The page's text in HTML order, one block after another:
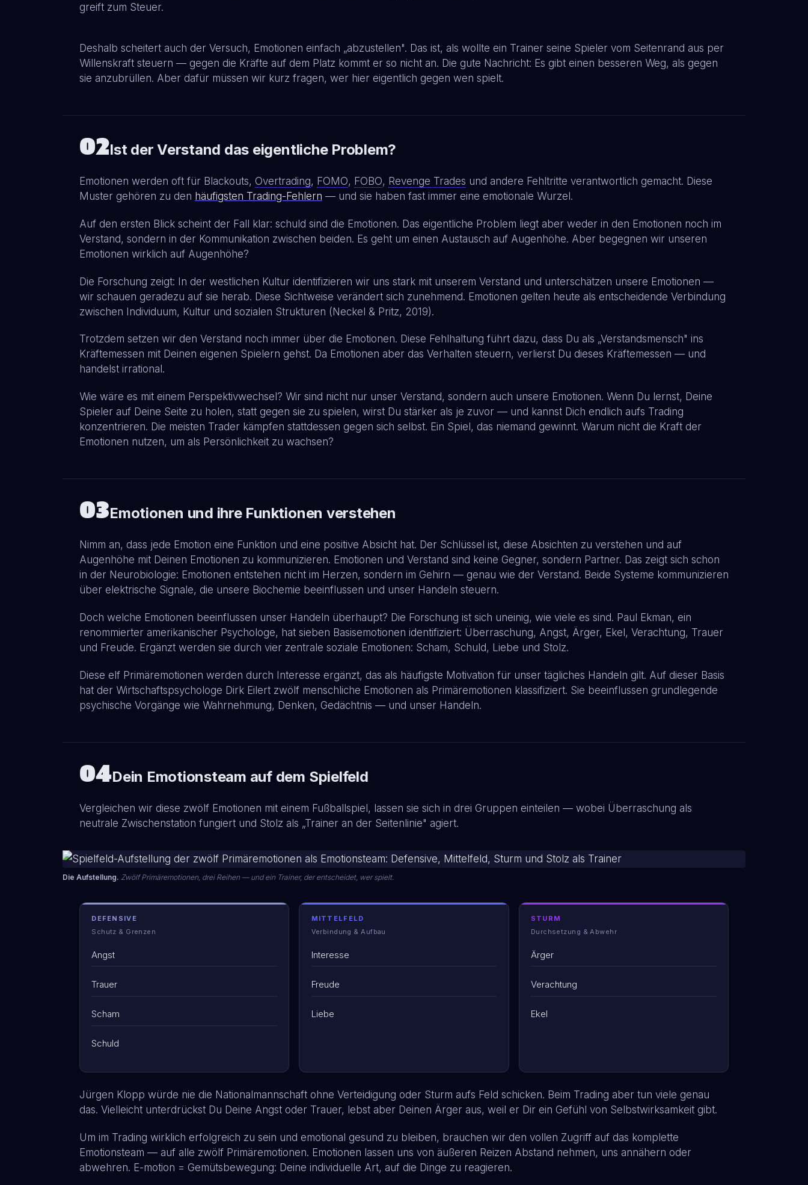
greift zum Steuer.
Deshalb scheitert auch der Versuch, Emotionen einfach „abzustellen". Das ist, als wollte ein Trainer seine Spieler vom Seitenrand aus per
Willenskraft steuern — gegen die Kräfte auf dem Platz kommt er so nicht an. Die gute Nachricht: Es gibt einen besseren Weg, als gegen
sie anzubrüllen. Aber dafür müssen wir kurz fragen, wer hier eigentlich gegen wen spielt.
02Ist der Verstand das eigentliche Problem?
Emotionen werden oft für Blackouts, Overtrading, FOMO, FOBO, Revenge Trades und andere Fehltritte verantwortlich gemacht. Diese
Muster gehören zu den häufigsten Trading-Fehlern — und sie haben fast immer eine emotionale Wurzel.
Auf den ersten Blick scheint der Fall klar: schuld sind die Emotionen. Das eigentliche Problem liegt aber weder in den Emotionen noch im
Verstand, sondern in der Kommunikation zwischen beiden. Es geht um einen Austausch auf Augenhöhe. Aber begegnen wir unseren
Emotionen wirklich auf Augenhöhe?
Die Forschung zeigt: In der westlichen Kultur identifizieren wir uns stark mit unserem Verstand und unterschätzen unsere Emotionen —
wir schauen geradezu auf sie herab. Diese Sichtweise verändert sich zunehmend. Emotionen gelten heute als entscheidende Verbindung
zwischen Individuum, Kultur und sozialen Strukturen (Neckel & Pritz, 2019).
Trotzdem setzen wir den Verstand noch immer über die Emotionen. Diese Fehlhaltung führt dazu, dass Du als „Verstandsmensch" ins
Kräftemessen mit Deinen eigenen Spielern gehst. Da Emotionen aber das Verhalten steuern, verlierst Du dieses Kräftemessen — und
handelst irrational.
Wie wäre es mit einem Perspektivwechsel? Wir sind nicht nur unser Verstand, sondern auch unsere Emotionen. Wenn Du lernst, Deine
Spieler auf Deine Seite zu holen, statt gegen sie zu spielen, wirst Du stärker als je zuvor — und kannst Dich endlich aufs Trading
konzentrieren. Die meisten Trader kämpfen stattdessen gegen sich selbst. Ein Spiel, das niemand gewinnt. Warum nicht die Kraft der
Emotionen nutzen, um als Persönlichkeit zu wachsen?
03Emotionen und ihre Funktionen verstehen
Nimm an, dass jede Emotion eine Funktion und eine positive Absicht hat. Der Schlüssel ist, diese Absichten zu verstehen und auf
Augenhöhe mit Deinen Emotionen zu kommunizieren. Emotionen und Verstand sind keine Gegner, sondern Partner. Das zeigt sich schon
in der Neurobiologie: Emotionen entstehen nicht im Herzen, sondern im Gehirn — genau wie der Verstand. Beide Systeme kommunizieren
über elektrische Signale, die unsere Biochemie beeinflussen und unser Handeln steuern.
Doch welche Emotionen beeinflussen unser Handeln überhaupt? Die Forschung ist sich uneinig, wie viele es sind. Paul Ekman, ein
renommierter amerikanischer Psychologe, hat sieben Basisemotionen identifiziert: Überraschung, Angst, Ärger, Ekel, Verachtung, Trauer
und Freude. Ergänzt werden sie durch vier zentrale soziale Emotionen: Scham, Schuld, Liebe und Stolz.
Diese elf Primäremotionen werden durch Interesse ergänzt, das als häufigste Motivation für unser tägliches Handeln gilt. Auf dieser Basis
hat der Wirtschaftspsychologe Dirk Eilert zwölf menschliche Emotionen als Primäremotionen klassifiziert. Sie beeinflussen grundlegende
psychische Vorgänge wie Wahrnehmung, Denken, Gedächtnis — und unser Handeln.
04Dein Emotionsteam auf dem Spielfeld
Vergleichen wir diese zwölf Emotionen mit einem Fußballspiel, lassen sie sich in drei Gruppen einteilen — wobei Überraschung als
neutrale Zwischenstation fungiert und Stolz als „Trainer an der Seitenlinie" agiert.
Die Aufstellung. Zwölf Primäremotionen, drei Reihen — und ein Trainer, der entscheidet, wer spielt.
DEFENSIVE
Schutz & Grenzen
Angst
Trauer
Scham
Schuld
MITTELFELD
Verbindung & Aufbau
Interesse
Freude
Liebe
STURM
Durchsetzung & Abwehr
Ärger
Verachtung
Ekel
Jürgen Klopp würde nie die Nationalmannschaft ohne Verteidigung oder Sturm aufs Feld schicken. Beim Trading aber tun viele genau
das. Vielleicht unterdrückst Du Deine Angst oder Trauer, lebst aber Deinen Ärger aus, weil er Dir ein Gefühl von Selbstwirksamkeit gibt.
Um im Trading wirklich erfolgreich zu sein und emotional gesund zu bleiben, brauchen wir den vollen Zugriff auf das komplette
Emotionsteam — auf alle zwölf Primäremotionen. Emotionen lassen uns von äußeren Reizen Abstand nehmen, uns annähern oder
abwehren. E-motion = Gemütsbewegung: Deine individuelle Art, auf die Dinge zu reagieren.